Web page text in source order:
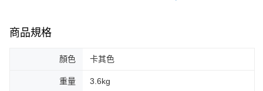
商品規格
顏色 卡其色
重量 3.6kg